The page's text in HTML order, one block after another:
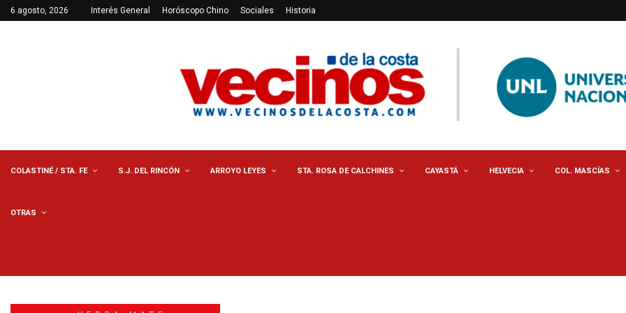
6 agosto, 2026 Interés General Horóscopo Chino Sociales Historia
COLASTINÉ / STA. FE S.J. DEL RINCÓN ARROYO LEYES STA. ROSA DE CALCHINES CAYASTÁ HELVECIA COL. MASCÍAS
OTRAS